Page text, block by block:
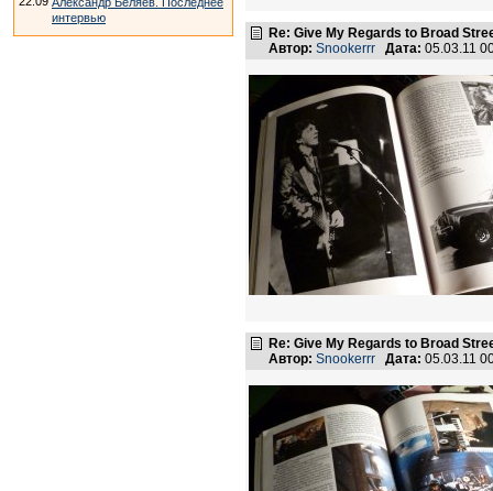
интервью
Re: Give My Regards to Broad
Автор: Snookerrr Дата: 05.03.11
Re: Give My Regards to Broad
Автор: Snookerrr Дата: 05.03.11